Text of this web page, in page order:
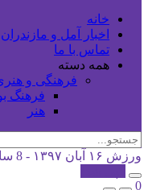
خانه
اخبار آمل و مازندران
تماس با ما
همه دسته
فرهنگی و
فرهنگ
هنر
ورزش ۱۶ آبان ۱۳۹۷ - 8 سال پیش
0